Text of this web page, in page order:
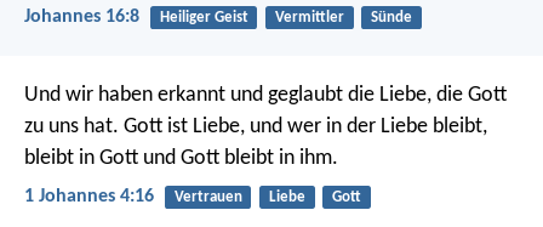
Johannes 16:8 Heiliger Geist Vermittler Sünde
Und wir haben erkannt und geglaubt die Liebe, die Gott
zu uns hat. Gott ist Liebe, und wer in der Liebe bleibt,
bleibt in Gott und Gott bleibt in ihm.
1 Johannes 4:16 Vertrauen Liebe Gott